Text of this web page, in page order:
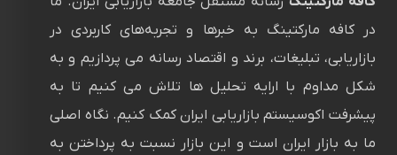
در کافه مارکتینگ به خبرها و تجربه‌های کاربردی در
بازاریابی، تبلیغات، برند و اقتصاد رسانه می پردازیم و به
شکل مداوم با ارایه تحلیل ها تلاش می کنیم تا به
پیشرفت اکوسیستم بازاریابی ایران کمک کنیم. نگاه اصلی
ما به بازار ایران است و این بازار نسبت به پرداختن به